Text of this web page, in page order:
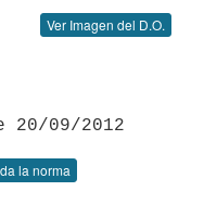
Ver Imagen del D.O.
la norma